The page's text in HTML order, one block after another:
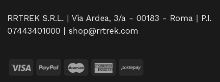
RRTREK S.R.L. | Via Ardea, 3/a - 00183 - Roma | P.I.
07443401000 | shop@rrtrek.com